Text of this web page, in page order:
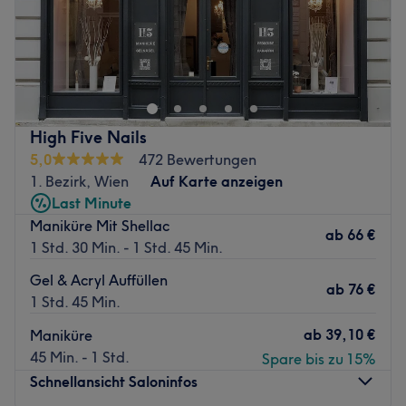
Im Ulami Studio im 3. Bezirk von Wien wirst du deinem
Traum von vollen Wimpern ein Stück näher kommen! Hier
kannst du dich entspannt zurücklehnen und verwöhnen
lassen.
Nächste öffentliche Verkehrsmittel:
Die Bimstation Sechskrügelgasse liegt nur wenige Meter
vom Studio entfernt.
Das Team:
Durch langjährige Erfahrung und stetige Weiterbildung
besten zu dir passt! Sie spricht Polnisch, Slowakisch und
Englisch.
Was uns an dem Salon gefällt:
Atmosphäre: Hell, modern, sauber.
Expertise: Wimpernverlängerungen.
High Five Nails
5,0
472 Bewertungen
1. Bezirk, Wien
Auf Karte anzeigen
Last Minute
Maniküre Mit Shellac
1 Std. 30 Min. - 1 Std. 45 Min.
ab 66 €
Gel & Acryl Auffüllen
1 Std. 45 Min.
ab 76 €
Maniküre
45 Min. - 1 Std.
ab 39,10 €
Spare bis zu 15%
Schnellansicht Saloninfos